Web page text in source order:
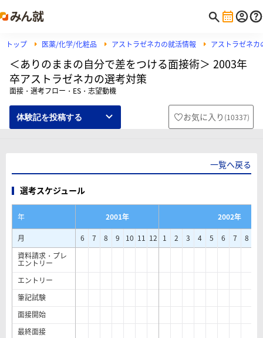
トップ 医薬/化学/化粧品 アストラゼネカの就活情報 アストラゼネ
＜ありのままの自分で差をつける面接術＞ 2003年
卒アストラゼネカの選考対策
面接・選考フロー・ES・志望動機
体験記を投稿する お気に入り (10337)
一覧へ戻る
選考スケジュール
年 2001年
2002年
月
6 7 8 9 10 11 12 1 2 3 4 5 6 7 8
資料請求・プレ
エントリー
エントリー
筆記試験
面接開始
最終面接